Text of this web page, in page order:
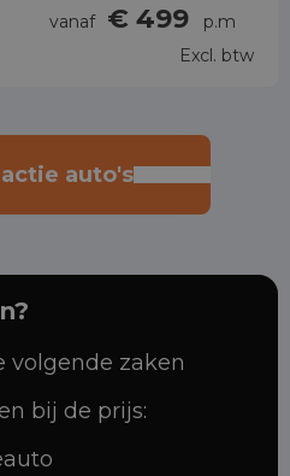
vanaf € 499
p.m
Excl. btw
auto's
volgende zaken
bij de prijs: